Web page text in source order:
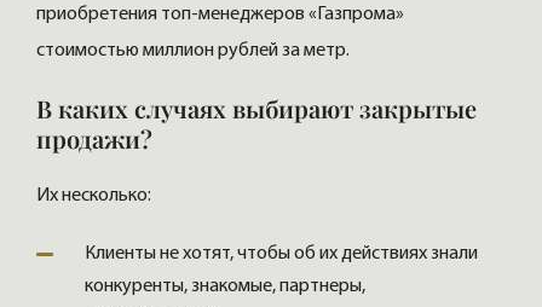
приобретения топ-менеджеров «Газпрома»
стоимостью миллион рублей за метр.
В каких случаях выбирают закрытые
продажи?
Их несколько:
Клиенты не хотят, чтобы об их действиях знали
конкуренты, знакомые, партнеры,